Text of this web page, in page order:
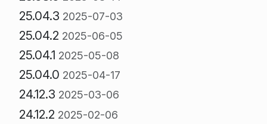
25.04.3 2025-07-03
25.04.2 2025-06-05
25.04.1 2025-05-08
25.04.0 2025-04-17
24.12.3 2025-03-06
24.12.2 2025-02-06